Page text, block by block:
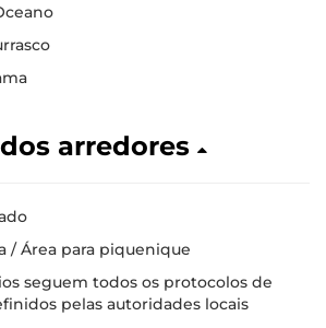
arredores
/ Área para piquenique
seguem todos os protocolos de
pelas autoridades locais